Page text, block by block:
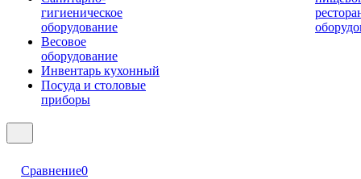
гигиеническое
оборудование
Весовое
оборудование
Инвентарь кухонный
Посуда и столовые
приборы
Сравнение0